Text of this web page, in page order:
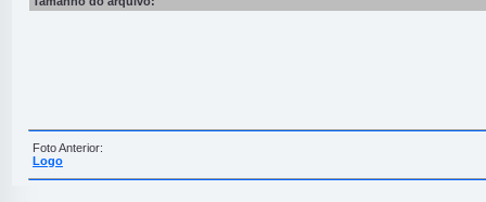
Foto Anterior:
Logo